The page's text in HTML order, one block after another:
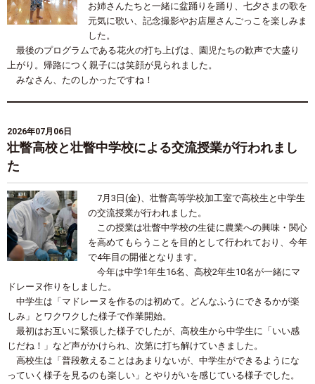
お姉さんたちと一緒に盆踊りを踊り、七夕さまの歌を
元気に歌い、記念撮影やお店屋さんごっこを楽しみま
した。
最後のプログラムである花火の打ち上げは、園児たちの歓声で大盛り
上がり。帰路につく親子には笑顔が見られました。
みなさん、たのしかったですね！
2026年07月06日
壮瞥高校と壮瞥中学校による交流授業が行われまし
た
7月3日(金)、壮瞥高等学校加工室で高校生と中学生
の交流授業が行われました。
この授業は壮瞥中学校の生徒に農業への興味・関心
を高めてもらうことを目的として行われており、今年
で4年目の開催となります。
今年は中学1年生16名、高校2年生10名が一緒にマ
ドレーヌ作りをしました。
中学生は「マドレーヌを作るのは初めて。どんなふうにできるかが楽
しみ」とワクワクした様子で作業開始。
最初はお互いに緊張した様子でしたが、高校生から中学生に「いい感
じだね！」など声がかけられ、次第に打ち解けていきました。
高校生は「普段教えることはあまりないが、中学生ができるようにな
っていく様子を見るのも楽しい」とやりがいを感じている様子でした。